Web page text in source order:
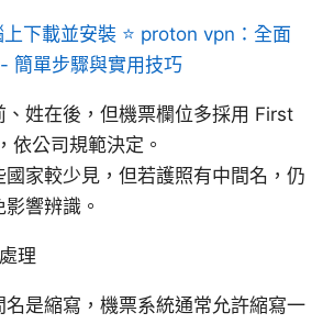
下載並安裝 ⭐ proton vpn：全面
簡單步驟與實用技巧
、姓在後，但機票欄位多採用 First
依公司規範決定。
國家較少見，但若護照有中間名，仍
響辨識。
理
名是縮寫，機票系統通常允許縮寫一